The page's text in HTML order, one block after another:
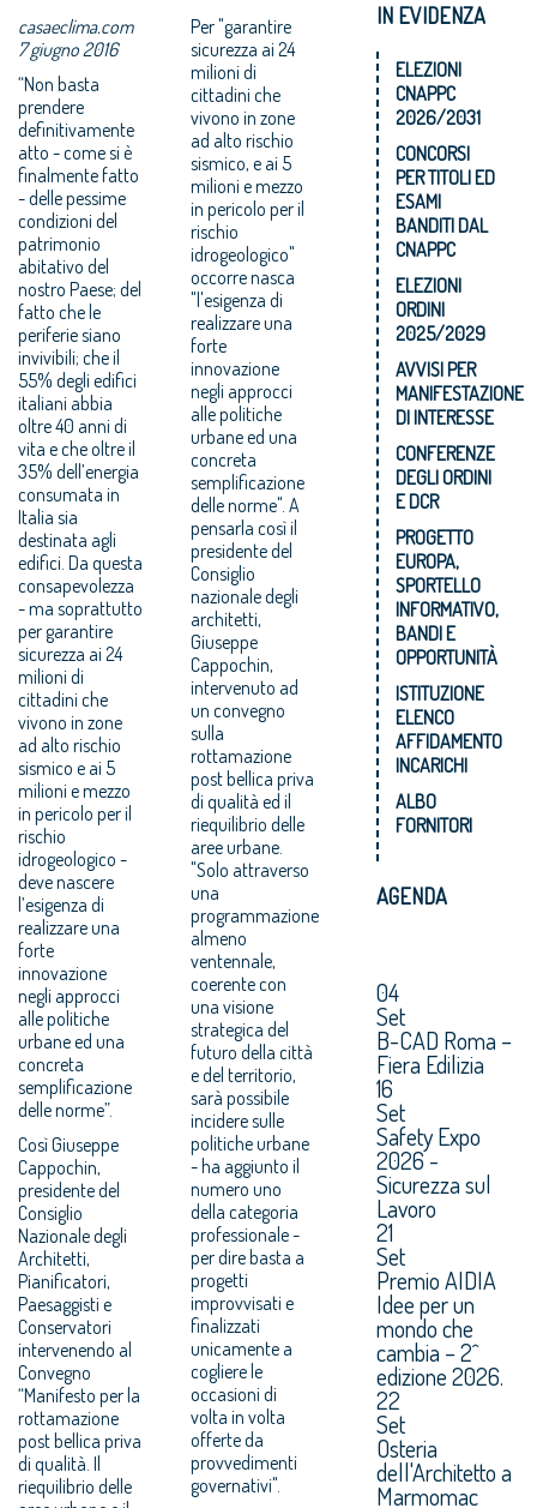
casaeclima.com
7 giugno 2016
“Non basta
prendere
definitivamente
atto - come si è
finalmente fatto
- delle pessime
condizioni del
patrimonio
abitativo del
nostro Paese; del
fatto che le
periferie siano
invivibili; che il
55% degli edifici
italiani abbia
oltre 40 anni di
vita e che oltre il
35% dell’energia
consumata in
Italia sia
destinata agli
edifici. Da questa
consapevolezza
- ma soprattutto
per garantire
sicurezza ai 24
milioni di
cittadini che
vivono in zone
ad alto rischio
sismico e ai 5
milioni e mezzo
in pericolo per il
rischio
idrogeologico -
deve nascere
l’esigenza di
realizzare una
forte
innovazione
negli approcci
alle politiche
urbane ed una
concreta
semplificazione
delle norme”.
Così Giuseppe
Cappochin,
presidente del
Consiglio
Nazionale degli
Architetti,
Pianificatori,
Paesaggisti e
Conservatori
intervenendo al
Convegno
“Manifesto per la
rottamazione
post bellica priva
di qualità. Il
riequilibrio delle
Per "garantire
sicurezza ai 24
milioni di
cittadini che
vivono in zone
ad alto rischio
sismico, e ai 5
milioni e mezzo
in pericolo per il
rischio
idrogeologico"
occorre nasca
"l'esigenza di
realizzare una
forte
innovazione
negli approcci
alle politiche
urbane ed una
concreta
semplificazione
delle norme". A
pensarla così il
presidente del
Consiglio
nazionale degli
architetti,
Giuseppe
Cappochin,
intervenuto ad
un convegno
sulla
rottamazione
post bellica priva
di qualità ed il
riequilibrio delle
aree urbane.
"Solo attraverso
una
programmazione
almeno
ventennale,
coerente con
una visione
strategica del
futuro della città
e del territorio,
sarà possibile
incidere sulle
politiche urbane
- ha aggiunto il
numero uno
della categoria
professionale -
per dire basta a
progetti
improvvisati e
finalizzati
unicamente a
cogliere le
occasioni di
volta in volta
offerte da
provvedimenti
governativi".
IN EVIDENZA
ELEZIONI
CNAPPC
2026/2031
CONCORSI
PER TITOLI ED
ESAMI
BANDITI DAL
CNAPPC
ELEZIONI
ORDINI
2025/2029
AVVISI PER
MANIFESTAZIONE
DI INTERESSE
CONFERENZE
DEGLI ORDINI
E DCR
PROGETTO
EUROPA,
SPORTELLO
INFORMATIVO,
BANDI E
OPPORTUNITÀ
ISTITUZIONE
ELENCO
AFFIDAMENTO
INCARICHI
ALBO
FORNITORI
AGENDA
04
Set
B-CAD Roma –
Fiera Edilizia
16
Set
Safety Expo
2026 -
Sicurezza sul
Lavoro
21
Set
Premio AIDIA
Idee per un
mondo che
cambia – 2^
edizione 2026.
22
Set
Osteria
dell'Architetto a
Marmomac